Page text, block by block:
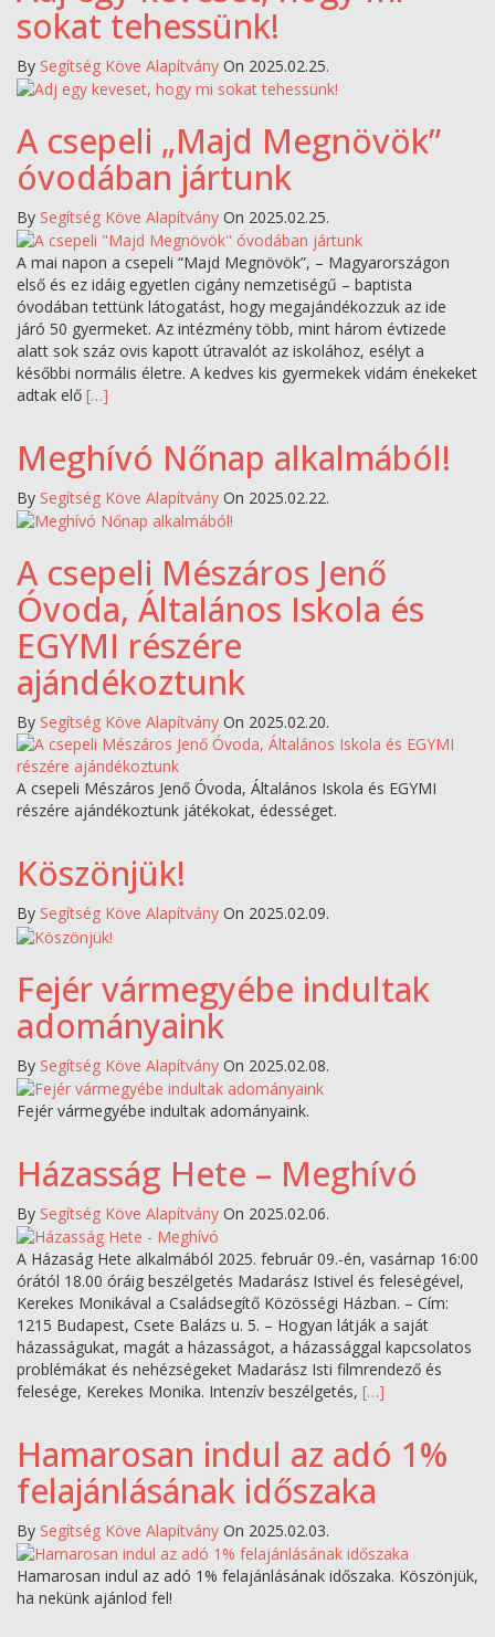
sokat tehessünk!
By Segítség Köve Alapítvány On 2025.02.25.
A csepeli „Majd Megnövök”
óvodában jártunk
By Segítség Köve Alapítvány On 2025.02.25.
A mai napon a csepeli “Majd Megnövök”, – Magyarországon
első és ez idáig egyetlen cigány nemzetiségű – baptista
óvodában tettünk látogatást, hogy megajándékozzuk az ide
járó 50 gyermeket. Az intézmény több, mint három évtizede
alatt sok száz ovis kapott útravalót az iskolához, esélyt a
későbbi normális életre. A kedves kis gyermekek vidám énekeket
adtak elő […]
Meghívó Nőnap alkalmából!
By Segítség Köve Alapítvány On 2025.02.22.
A csepeli Mészáros Jenő
Óvoda, Általános Iskola és
EGYMI részére
ajándékoztunk
By Segítség Köve Alapítvány On 2025.02.20.
A csepeli Mészáros Jenő Óvoda, Általános Iskola és EGYMI
részére ajándékoztunk játékokat, édességet.
Köszönjük!
By Segítség Köve Alapítvány On 2025.02.09.
Fejér vármegyébe indultak
adományaink
By Segítség Köve Alapítvány On 2025.02.08.
Fejér vármegyébe indultak adományaink.
Házasság Hete – Meghívó
By Segítség Köve Alapítvány On 2025.02.06.
A Házaság Hete alkalmából 2025. február 09.-én, vasárnap 16:00
órától 18.00 óráig beszélgetés Madarász Istivel és feleségével,
Kerekes Monikával a Családsegítő Közösségi Házban. – Cím:
1215 Budapest, Csete Balázs u. 5. – Hogyan látják a saját
házasságukat, magát a házasságot, a házassággal kapcsolatos
problémákat és nehézségeket Madarász Isti filmrendező és
felesége, Kerekes Monika. Intenzív beszélgetés, […]
Hamarosan indul az adó 1%
felajánlásának időszaka
By Segítség Köve Alapítvány On 2025.02.03.
Hamarosan indul az adó 1% felajánlásának időszaka. Köszönjük,
ha nekünk ajánlod fel!